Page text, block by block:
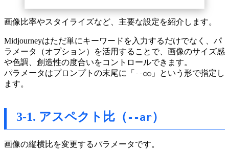
画像比率やスタイライズなど、主要な設定を紹介します。
Midjourneyはただ単にキーワードを入力するだけでなく、パ
ラメータ（オプション）を活用することで、画像のサイズ感
や色調、創造性の度合いをコントロールできます。
パラメータはプロンプトの末尾に「 --○○ 」という形で指定し
ます。
3-1. アスペクト比（ --ar）
画像の縦横比を変更するパラメータです。